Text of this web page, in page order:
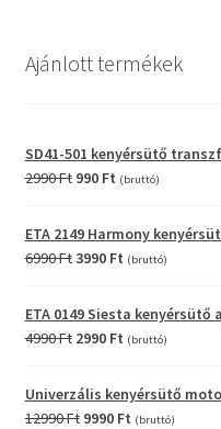
Ajánlott termékek
SD41-501 kenyérsütő
2990Ft Original
was:
2990 Ft.
990 FtCurrent
990 Ft.
(bruttó)
ETA 2149 Harmony
6990FtOriginal
was:
6990 Ft.
3990 FtCurrent
is:
3990 Ft.
(bruttó)
ETA 0149 Siesta kenyérsütő
4990Ft Original
was:
4990 Ft.
2990 FtCurrent
2990 Ft.
(bruttó)
Univerzális kenyérsütő
12990Ft Original
9990 FtCurrent
(bruttó)